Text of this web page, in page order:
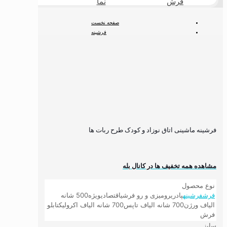
صفحه نخست
فرشینه
فرشینه ماشینی اتاق نوزاد و کودک طرح ربات ها
مشاهده همه تخفیف ها در کانال بله
نوع محصول
فرشفرشینهپادریرومیزی و رو فرشیاقتصادیویژه
500 شانه
الیاف ورژن700 شانه الیاف تاپس 700 شانه الیاف اکرولیک
تابلو
فرش